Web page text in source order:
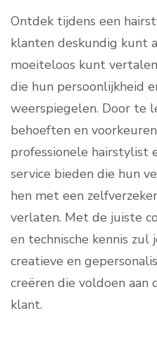
Ontdek tijdens een
klanten deskundig kunt
moeiteloos kunt
die hun persoonlijkheid
weerspiegelen. Door te
behoeften en
professionele hairstylist
service bieden die hun
hen met een
verlaten. Met de juiste
en technische kennis zul
creatieve en
creëren die voldoen aan
klant.